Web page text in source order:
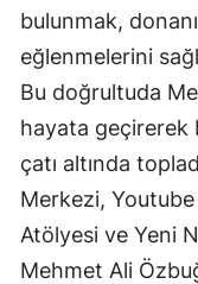
bulunmak,
eğlenmelerini
Bu doğrultuda
hayata geçirerek
çatı altında
Merkezi,
Atölyesi ve Yeni
Mehmet Ali